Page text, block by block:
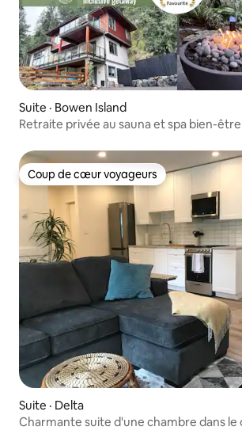
Suite · Bowen Island
Retraite privée au sauna et spa bien-
Coup de cœur voyageurs
Coup de cœur voyageurs
Suite · Delta
Charmante suite d'une chambre dans le